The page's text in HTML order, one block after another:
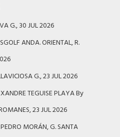
G., 30 JUL 2026
ANDA. ORIENTAL, R.
G., 23 JUL 2026
TEGUISE PLAYA By
23 JUL 2026
MORÁN, G. SANTA